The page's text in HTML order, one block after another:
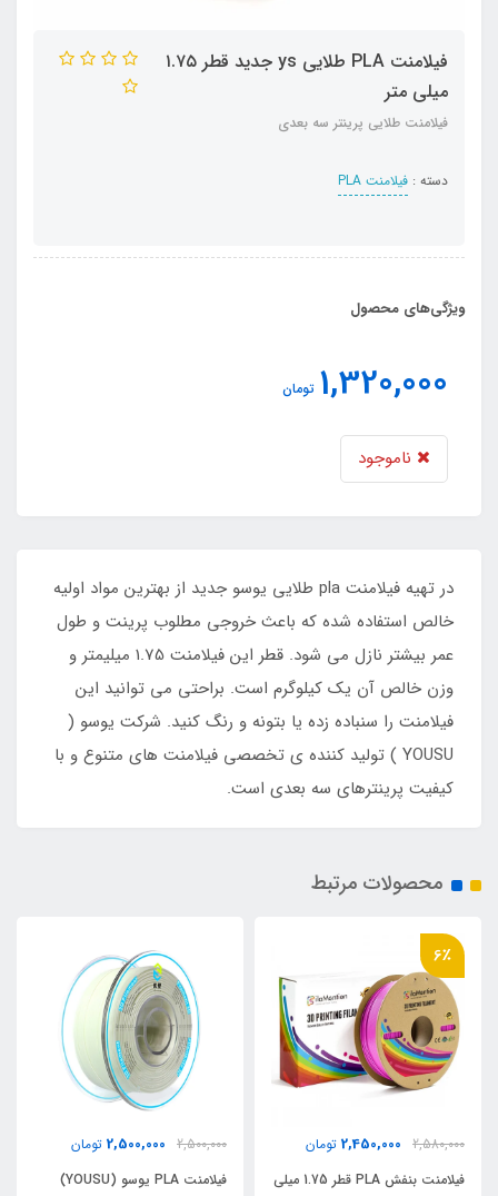
فیلامنت PLA طلایی ys جدید قطر ۱.۷۵
میلی متر
فیلامنت طلایی پرینتر سه بعدی
دسته : فیلامنت PLA
ویژگی‌های محصول
1,320,000 تومان
ناموجود
در تهیه فیلامنت pla طلایی یوسو جدید از بهترین مواد اوليه
خالص استفاده شده كه باعث خروجي مطلوب پرينت و طول
عمر بيشتر نازل مي شود. قطر اين فيلامنت 1.75 ميليمتر و
وزن خالص آن یک كيلوگرم است. براحتی می توانید این
فیلامنت را سنباده زده یا بتونه و رنگ کنید. شرکت یوسو (
YOUSU ) تولید کننده ی تخصصی فیلامنت های متنوع و با
کیفیت پرینترهای سه بعدی است.
محصولات مرتبط
2,500,000
2,500,000 تومان
2,550,000 تومان